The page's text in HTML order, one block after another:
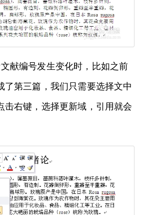
献编号发生变化时，比如之前
了第三篇，我们只需要选择文中
击右键，选择更新域，引用就会